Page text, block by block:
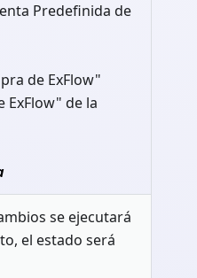
Predefinida de
de ExFlow"
ExFlow" de la
se ejecutará
el estado será